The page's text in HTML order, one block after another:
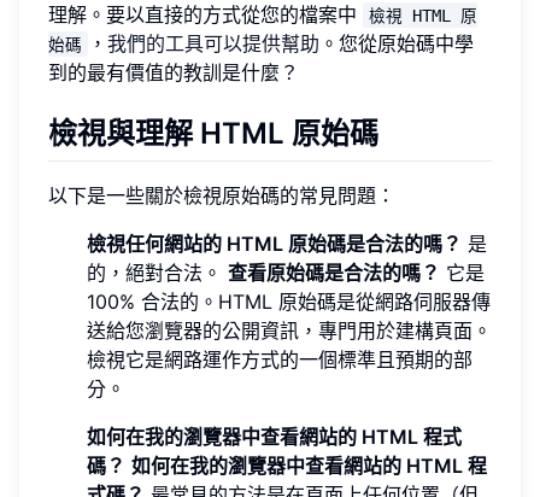
理解。要以直接的方式從您的檔案中
檢視 HTML 原
始碼
，我們的工具可以提供幫助 。您從原始碼中學
到的最有價值的教訓是什麼？
檢視與理解 HTML 原始碼
以下是一些關於檢視原始碼的常見問題：
檢視任何網站的 HTML 原始碼是合法的嗎？ 是
的，絕對合法。 查看原始碼是合法的嗎？ 它是
100% 合法的。HTML 原始碼是從網路伺服器傳
送給您瀏覽器的公開資訊，專門用於建構頁面。
檢視它是網路運作方式的一個標準且預期的部
分。
如何在我的瀏覽器中查看網站的 HTML 程式
碼？ 如何在我的瀏覽器中查看網站的 HTML 程